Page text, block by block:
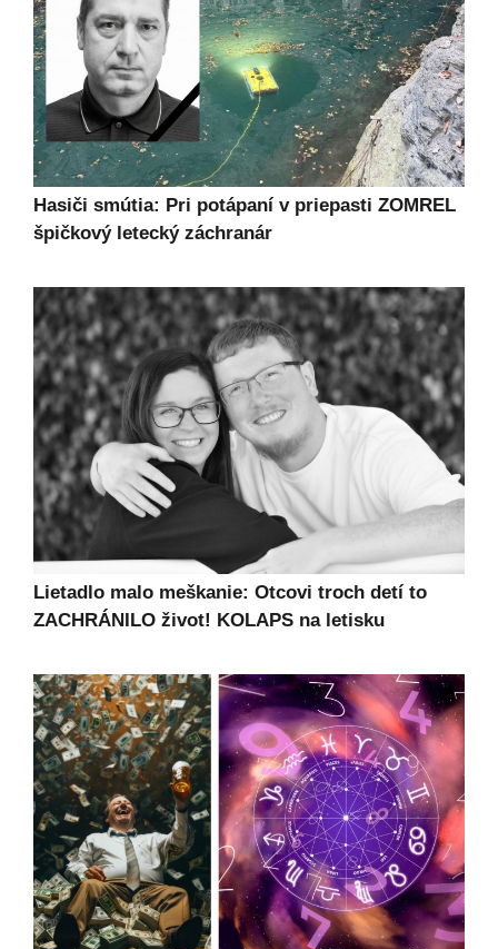
Hasiči smútia: Pri potápaní v priepasti ZOMREL
špičkový letecký záchranár
Lietadlo malo meškanie: Otcovi troch detí to
ZACHRÁNILO život! KOLAPS na letisku